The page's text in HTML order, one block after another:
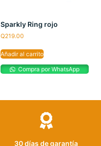
Sparkly Ring rojo
Q219.00
Añadir al carrito
Compra por WhatsApp
30 días de garantía